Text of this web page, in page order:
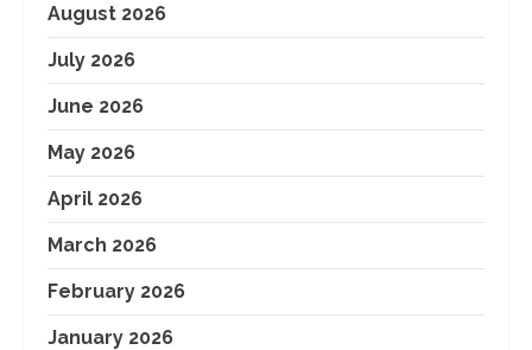
August 2026
July 2026
June 2026
May 2026
April 2026
March 2026
February 2026
January 2026